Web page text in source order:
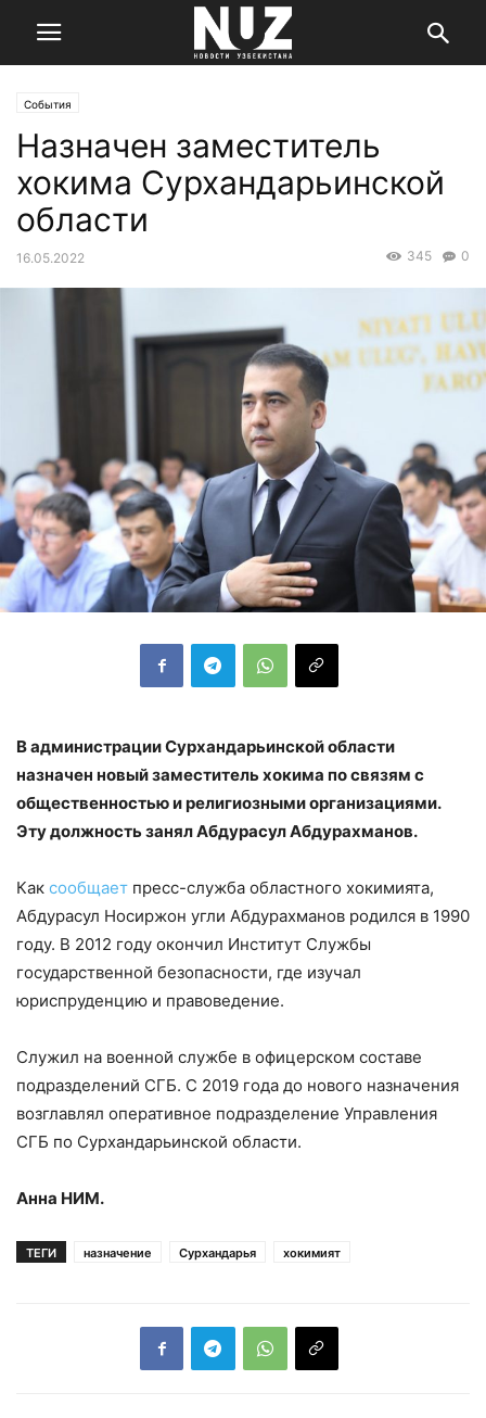
События
Назначен заместитель
хокима Сурхандарьинской
области
16.05.2022 0
345
В администрации Сурхандарьинской области
назначен новый заместитель хокима по связям с
общественностью и религиозными организациями.
Эту должность занял Абдурасул Абдурахманов.
Как сообщает пресс-служба областного хокимията,
Абдурасул Носиржон угли Абдурахманов родился в 1990
году. В 2012 году окончил Институт Службы
государственной безопасности, где изучал
юриспруденцию и правоведение.
Служил на военной службе в офицерском составе
подразделений СГБ. С 2019 года до нового назначения
возглавлял оперативное подразделение Управления
СГБ по Сурхандарьинской области.
Анна НИМ.
ТЕГИ назначение Сурхандарья хокимият